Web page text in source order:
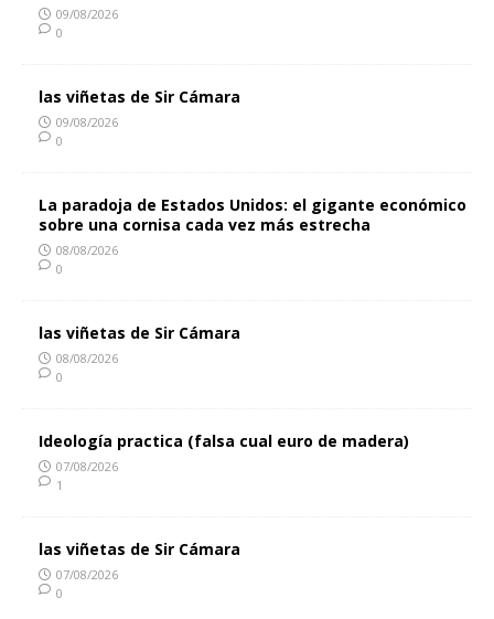
09/08/2026
0
las viñetas de Sir Cámara
09/08/2026
0
La paradoja de Estados Unidos: el gigante económico
sobre una cornisa cada vez más estrecha
08/08/2026
0
las viñetas de Sir Cámara
08/08/2026
0
Ideología practica (falsa cual euro de madera)
07/08/2026
1
las viñetas de Sir Cámara
07/08/2026
0